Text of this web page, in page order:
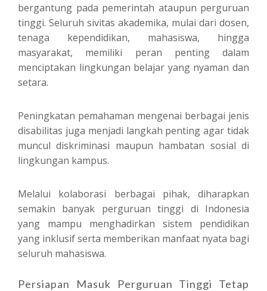
bergantung pada pemerintah ataupun perguruan
tinggi. Seluruh sivitas akademika, mulai dari dosen,
tenaga kependidikan, mahasiswa, hingga
masyarakat, memiliki peran penting dalam
menciptakan lingkungan belajar yang nyaman dan
setara.
Peningkatan pemahaman mengenai berbagai jenis
disabilitas juga menjadi langkah penting agar tidak
muncul diskriminasi maupun hambatan sosial di
lingkungan kampus.
Melalui kolaborasi berbagai pihak, diharapkan
semakin banyak perguruan tinggi di Indonesia
yang mampu menghadirkan sistem pendidikan
yang inklusif serta memberikan manfaat nyata bagi
seluruh mahasiswa.
Persiapan Masuk Perguruan Tinggi Tetap